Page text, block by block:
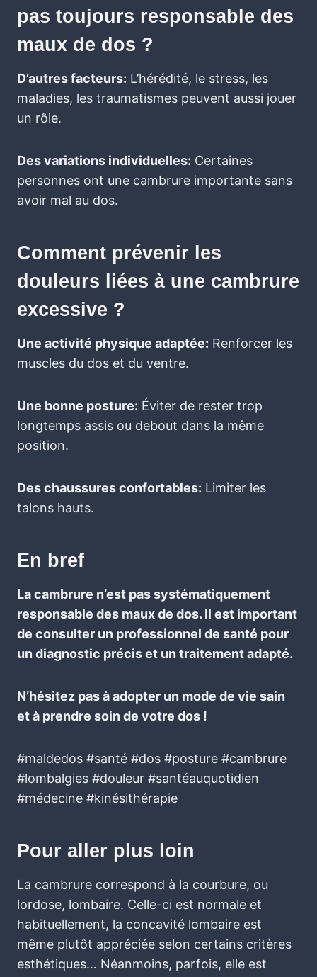
pas toujours responsable des
maux de dos ?
D’autres facteurs: L’hérédité, le stress, les
maladies, les traumatismes peuvent aussi jouer
un rôle.
Des variations individuelles: Certaines
personnes ont une cambrure importante sans
avoir mal au dos.
Comment prévenir les
douleurs liées à une cambrure
excessive ?
Une activité physique adaptée: Renforcer les
muscles du dos et du ventre.
Une bonne posture: Éviter de rester trop
longtemps assis ou debout dans la même
position.
Des chaussures confortables: Limiter les
talons hauts.
En bref
La cambrure n’est pas systématiquement
responsable des maux de dos. Il est important
de consulter un professionnel de santé pour
un diagnostic précis et un traitement adapté.
N’hésitez pas à adopter un mode de vie sain
et à prendre soin de votre dos !
#maldedos #santé #dos #posture #cambrure
#lombalgies #douleur #santéauquotidien
#médecine #kinésithérapie
Pour aller plus loin
La cambrure correspond à la courbure, ou
lordose, lombaire. Celle-ci est normale et
habituellement, la concavité lombaire est
même plutôt appréciée selon certains critères
esthétiques… Néanmoins, parfois, elle est